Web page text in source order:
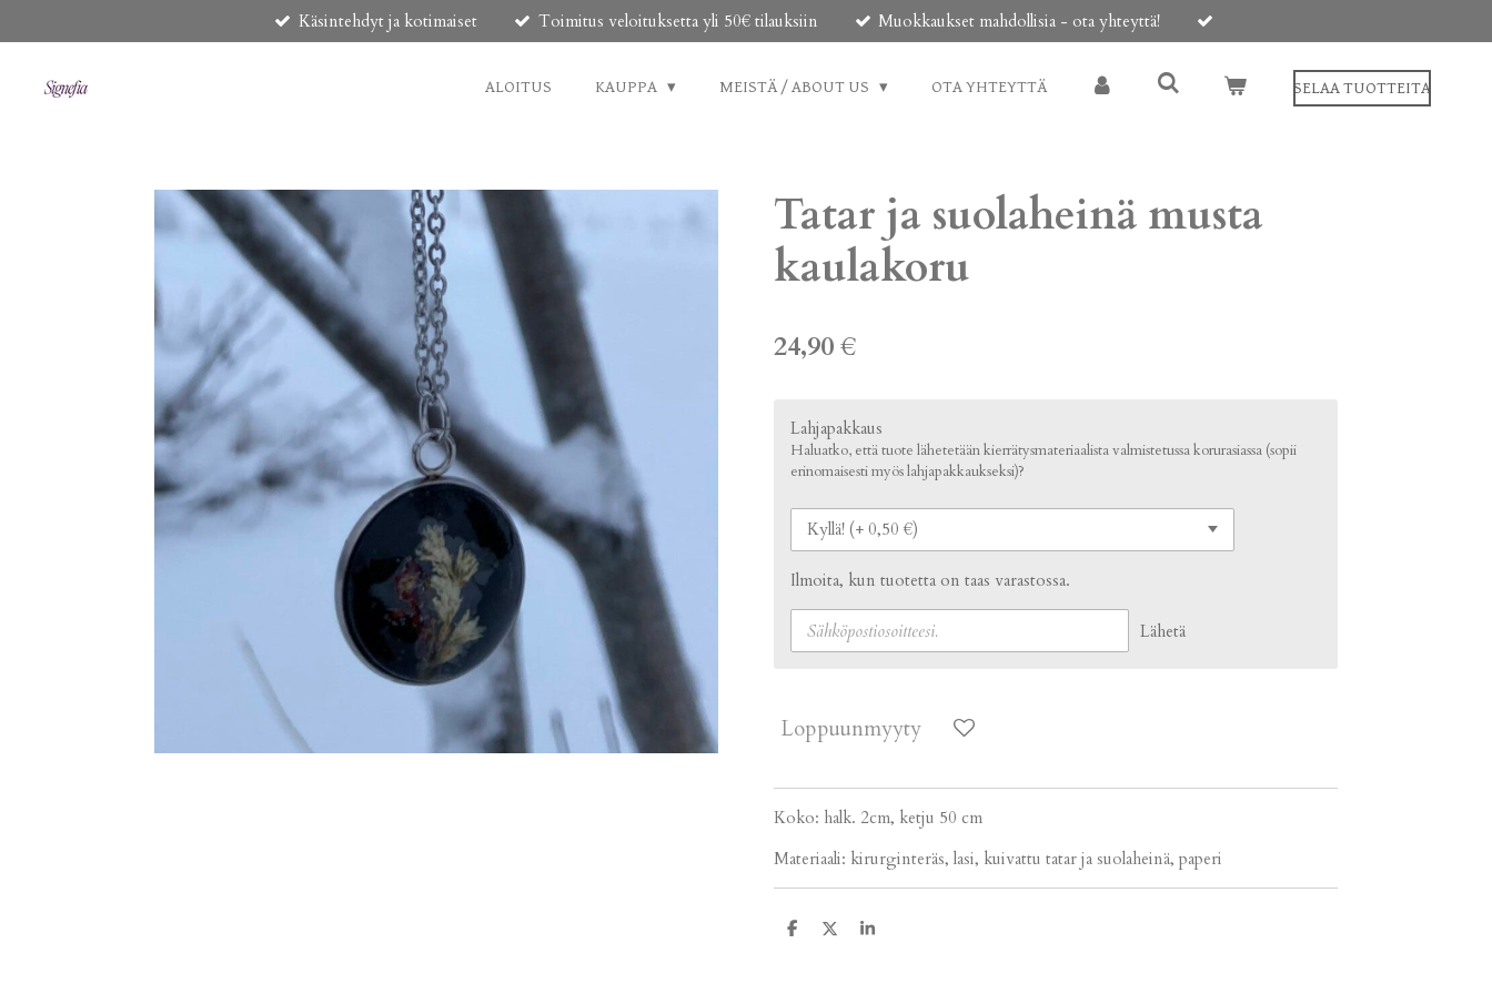
pääsisältöön
Käsintehdyt ja kotimaiset Toimitus veloituksetta yli 50€ tilauksiin Muokkaukset mahdollisia - ota yhteyttä!
ALOITUS KAUPPA MEISTÄ / ABOUT US OTA YHTEYTTÄ SELAA TUOTTEITA
Tatar ja suolaheinä musta
kaulakoru
24,90 €
Lahjapakkaus
Haluatko, että tuote lähetetään kierrätysmateriaalista valmistetussa korurasiassa (sopii
erinomaisesti myös lahjapakkaukseksi)?
Ilmoita, kun tuotetta on taas varastossa.
Lähetä
Loppuunmyyty
Koko: halk. 2cm, ketju 50 cm
Materiaali: kirurginteräs, lasi, kuivattu tatar ja suolaheinä, paperi
J
J
J